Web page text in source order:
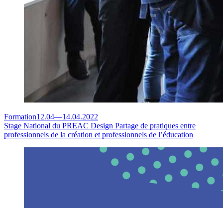
Formation12.04—14.04.2022
Stage National du PREAC Design Partage de pratiques entre
professionnels de la création et professionnels de l’éducation